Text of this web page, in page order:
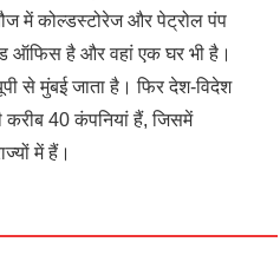
में कोल्डस्टोरेज और पेट्रोल पंप
ऑफिस है और वहां एक घर भी है।
से मुंबई जाता है। फिर देश-विदेश
करीब 40 कंपनियां हैं, जिसमें
में हैं।